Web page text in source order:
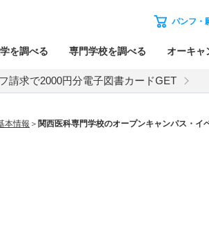
パンフ・
を調べる 専門学校を調べる オーキャ
請求で2000円分電子図書カードGET
本情報 関西医科専門学校のオープンキャンパス・イ